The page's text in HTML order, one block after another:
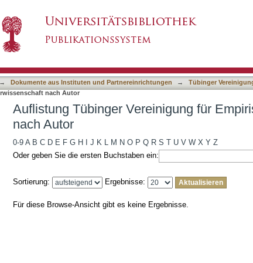
→ Dokumente aus Instituten und Partnereinrichtungen → Tübinger
nach Autor
Auflistung Tübinger Vereinigung für
nach Autor
0-9 A B C D E F G H J K L M N O P Q R S T U V W X Y Z
Oder geben Sie die ersten Buchstaben ein:
Sortierung: Ergebnisse:
Für diese Browse-Ansicht gibt es keine Ergebnisse.